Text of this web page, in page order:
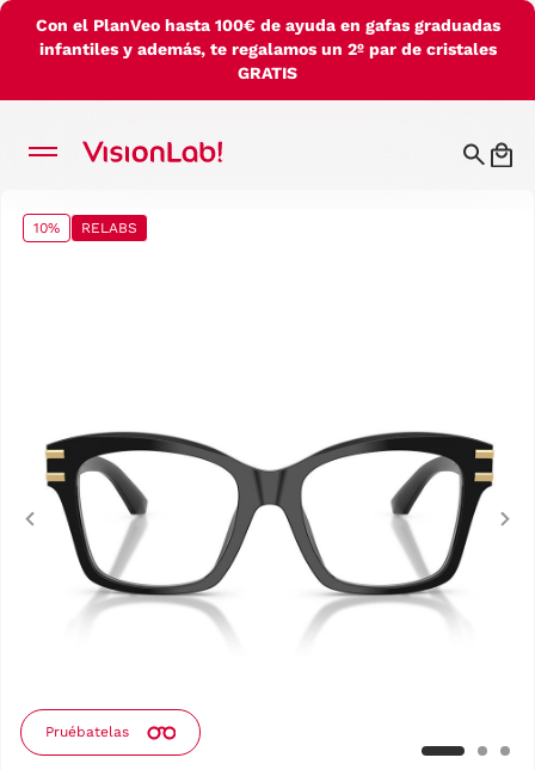
Con el PlanVeo hasta 100€ de ayuda en gafas graduadas
infantiles y además, te regalamos un 2º par de cristales
GRATIS
10% RELABS
Pruébatelas
Previous